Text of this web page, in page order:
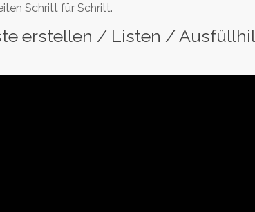
Schritt für Schritt.
erstellen / Listen /